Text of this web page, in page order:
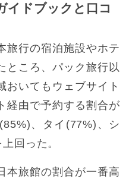
イドブックと口コ
旅行の宿泊施設やホテ
ところ、パック旅行以
おいてもウェブサイト
経由で予約する割合が
、タイ(77%)、シ
回った。
本旅館の割合が一番高